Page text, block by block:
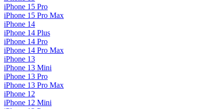
iPhone 15 Pro
iPhone 15 Pro Max
iPhone 14
iPhone 14 Plus
iPhone 14 Pro
iPhone 14 Pro Max
iPhone 13
iPhone 13 Mini
iPhone 13 Pro
iPhone 13 Pro Max
iPhone 12
iPhone 12 Mini